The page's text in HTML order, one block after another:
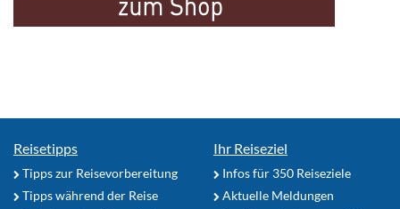
Reisetipps
Tipps zur Reisevorbereitung
Tipps während der Reise
Ihr Reiseziel
Infos für 350 Reiseziele
Aktuelle Meldungen